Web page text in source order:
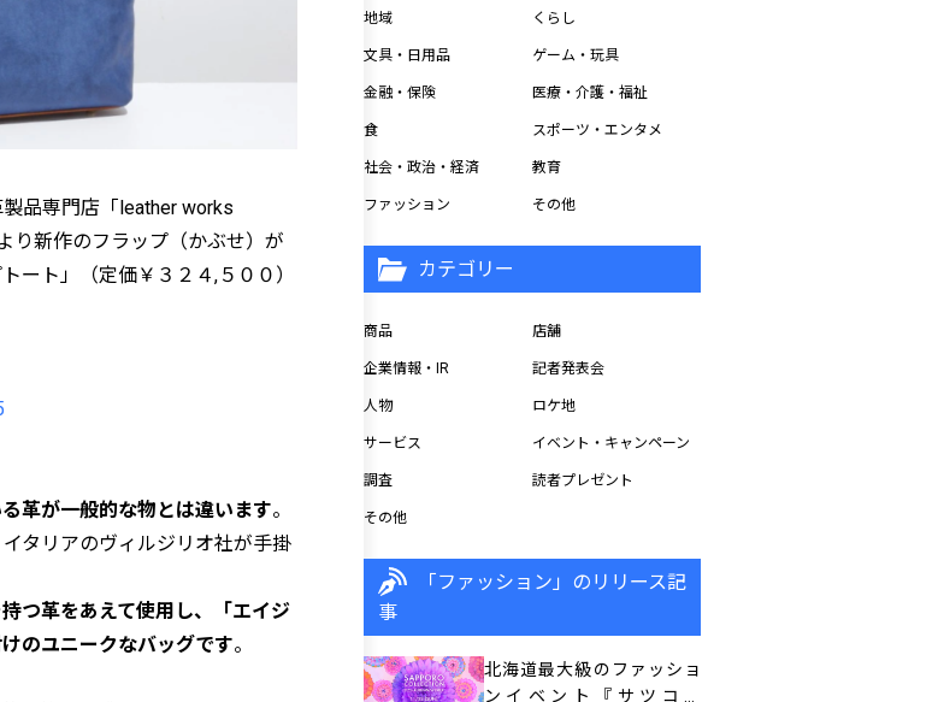
品専門店「leather works
り新作のフラップ（かぶせ）が
ート」（定価￥３２４,５００）
革が一般的な物とは違います。
タリアのヴィルジリオ社が手掛
つ革をあえて使用し、「エイジ
のユニークなバッグです。
地域 くらし
文具・日用品 ゲーム・玩具
金融・保険 医療・介護・福祉
食 スポーツ・エンタメ
社会・政治・経済 教育
ファッション その他
カテゴリー
商品 店舗
企業情報・IR 記者発表会
人物 ロケ地
サービス イベント・キャンペーン
調査 読者プレゼント
その他
「ファッション」のリリース記
事
北海道最大級のファッショ
ンイベント『サツコレ